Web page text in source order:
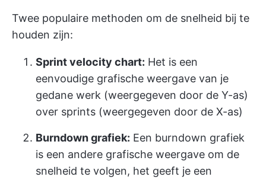
Twee populaire methoden om de snelheid bij te
houden zijn:
Sprint velocity chart: Het is een
eenvoudige grafische weergave van je
gedane werk (weergegeven door de Y-as)
over sprints (weergegeven door de X-as)
Burndown grafiek: Een burndown grafiek
is een andere grafische weergave om de
snelheid te volgen, het geeft je een